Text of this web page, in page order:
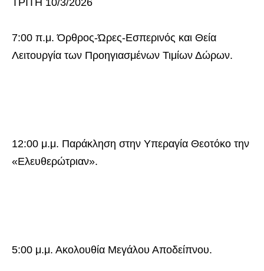
7:00 π.μ. Όρθρος-Ώρες-Εσπερινός και Θεία
Λειτουργία των Προηγιασμένων Τιμίων Δώρων.
12:00 μ.μ. Παράκληση στην Υπεραγία Θεοτόκο την
«Ελευθερώτριαν».
5:00 μ.μ. Ακολουθία Μεγάλου Αποδείπνου.